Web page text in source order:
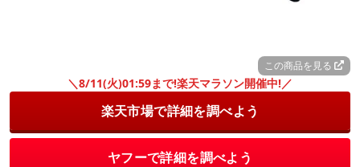
この商品を見る
＼8/11(火)01:59まで!楽天マラソン開催中!／
楽天市場で詳細を調べよう
ヤフーで詳細を調べよう